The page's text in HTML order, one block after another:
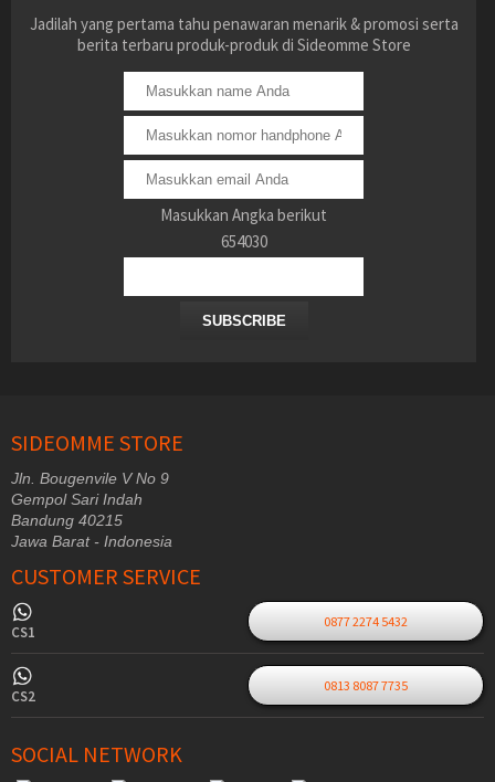
Jadilah yang pertama tahu penawaran menarik & promosi serta
berita terbaru produk-produk di Sideomme Store
Masukkan Angka berikut
654030
SUBSCRIBE
SIDEOMME STORE
Jln. Bougenvile V No 9
Gempol Sari Indah
Bandung 40215
Jawa Barat - Indonesia
CUSTOMER SERVICE
CS1
0877 2274 5432
CS2
0813 8087 7735
SOCIAL NETWORK